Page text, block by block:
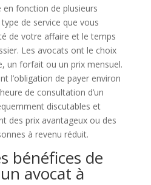
en fonction de plusieurs
de service que vous
de votre affaire et le temps
Les avocats ont le choix
un forfait ou un prix mensuel.
l’obligation de payer environ
de consultation d’un
discutables et
des prix avantageux ou des
à revenu réduit.
bénéfices de
avocat à